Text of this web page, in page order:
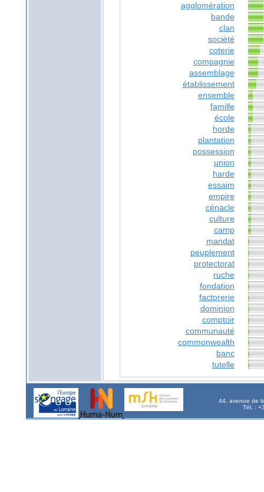
agglomération
bande
clan
société
coterie
compagnie
assemblage
établissement
ensemble
famille
école
horde
plantation
possession
union
harde
essaim
empire
cénacle
culture
camp
mandat
peuplement
protectorat
ruche
fondation
factorerie
dominion
comptoir
communauté
commonwealth
banc
tutelle
44, avenue de
Tél. :